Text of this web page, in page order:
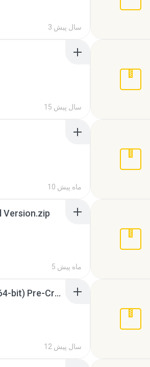
3 سال پیش
15 سال پیش
10 ماه پیش
Version.zip
5 ماه پیش
Sony Vegas Pro 12.0.770 (64-bit) Pre-Cracked.zip
12 سال پیش